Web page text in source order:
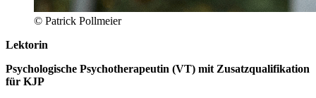
© Patrick Pollmeier
Lektorin
Psychologische Psychotherapeutin (VT) mit Zusatzqualifikation
für KJP